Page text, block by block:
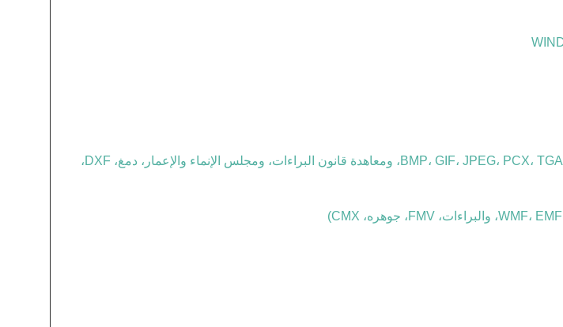
الملفات التي كوريدراو، photoshop، يمكنك تحديد أوتوكاد (BMP، GIF، JPEG، PCX، TGA، TIFF، ومعاهدة قانون البراءات، ومجلس الإنماء والإعمار، دمغ، DXF،